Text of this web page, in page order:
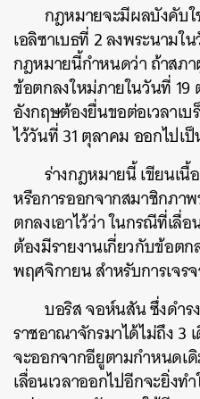
กฎหมายจะมีผลบังคับ
เอลิซาเบธที่ 2 ลงพระนาม
กฎหมายนี้กำหนดว่า ถ้าสภ
ข้อตกลงใหม่ภายในวันที่
อังกฤษต้องยื่นขอต่อเวลาเ
ไว้วันที่ 31 ตุลาคม ออกไปเ
ร่างกฎหมายนี้ เขียนเ
หรือการออกจากสมาชิกภา
ตกลงเอาไว้ว่า ในกรณีที่เลื่
ต้องมีรายงานเกี่ยวกับข้อต
พฤศจิกายน สำหรับการเจร
บอริส จอห์นสัน ซึ่งดำ
ราชอาณาจักรมาได้ไม่ถึง 3
จะออกจากอียูตามกำหนดเ
เลื่อนเวลาออกไปอีกจะยิ่งท